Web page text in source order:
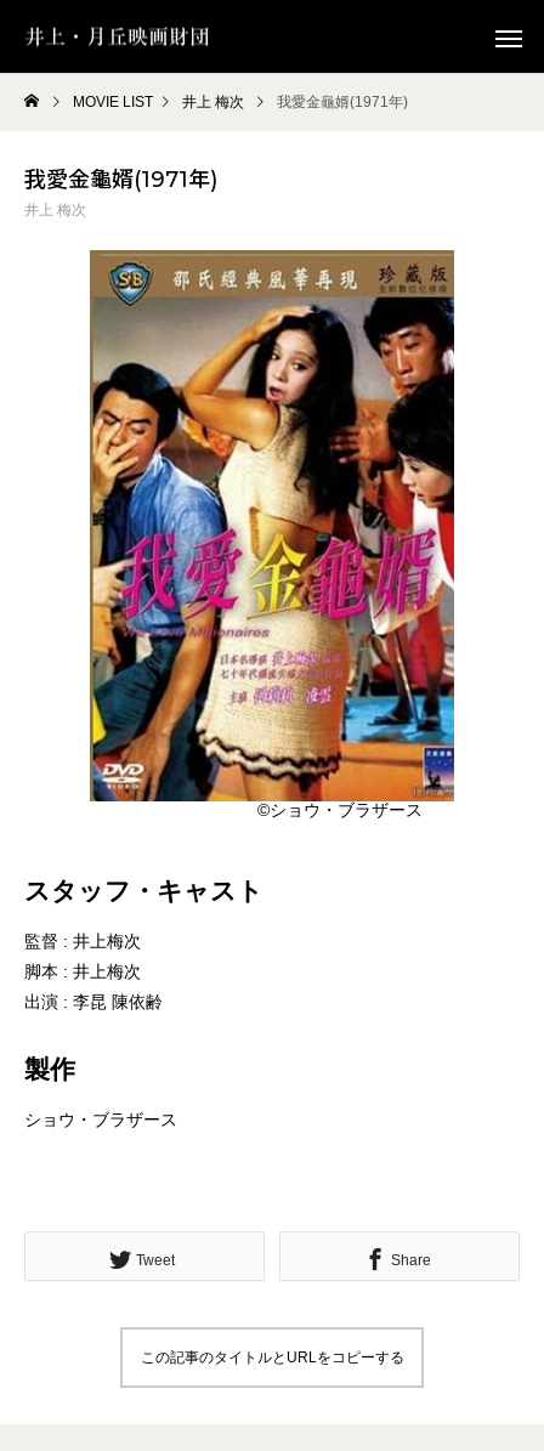
MOVIE LIST 井上 梅次 我愛金龜婿(1971年)
我愛金龜婿(1971年)
井上 梅次
©ショウ・ブラザース
スタッフ・キャスト
監督 : 井上梅次
脚本 : 井上梅次
出演 : 李昆 陳依齢
製作
ショウ・ブラザース
Tweet Share
この記事のタイトルとURLをコピーする